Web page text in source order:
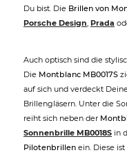
Du bist. Die Brillen von
Porsche Design, Prada
Auch optisch sind die
Die Montblanc MB0017S
auf sich und verdeckt
Brillengläsern. Unter die
reiht sich neben der
Sonnenbrille MB0018S in
Pilotenbrillen ein. Diese ist